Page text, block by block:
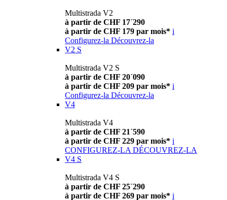
Multistrada V2
à partir de CHF 17´290
à partir de CHF 179 par mois* i
Configurez-la Découvrez-la
V2 S
Multistrada V2 S
à partir de CHF 20´090
à partir de CHF 209 par mois* i
Configurez-la Découvrez-la
V4
Multistrada V4
à partir de CHF 21´590
à partir de CHF 229 par mois* i
CONFIGUREZ-LA DÉCOUVREZ-LA
V4 S
Multistrada V4 S
à partir de CHF 25´290
à partir de CHF 269 par mois* i